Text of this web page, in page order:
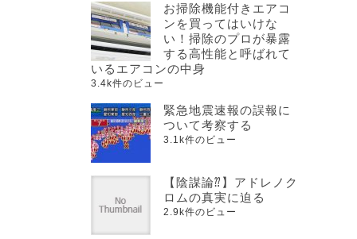
お掃除機能付きエアコ
ンを買ってはいけな
い！掃除のプロが暴露
する高性能と呼ばれて
いるエアコンの中身
3.4k件のビュー
緊急地震速報の誤報に
ついて考察する
3.1k件のビュー
【陰謀論⁇】アドレノク
ロムの真実に迫る
2.9k件のビュー